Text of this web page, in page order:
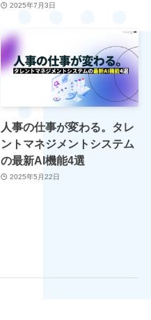
2025年7月3日
人事の仕事が変わる。タレ
ントマネジメントシステム
の最新AI機能4選
2025年5月22日